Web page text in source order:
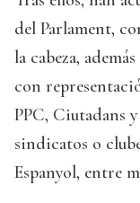
del Parlament,
la cabeza,
con
PPC, Ciutadans
sindicatos o
Espanyol, entre